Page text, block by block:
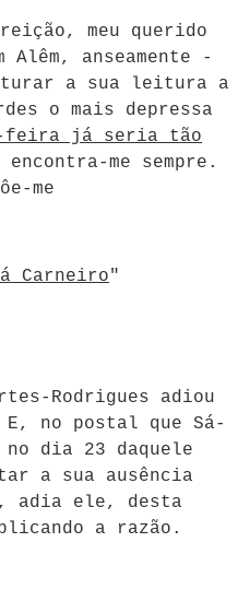
meu querido
Alêm, anseamente -
a sua leitura a
o mais depressa
feira já seria tão
me sempre.
me
Carneiro"
Rodrigues adiou
no postal que Sá-
dia 23 daquele
a sua ausência
adia ele, desta
a razão.